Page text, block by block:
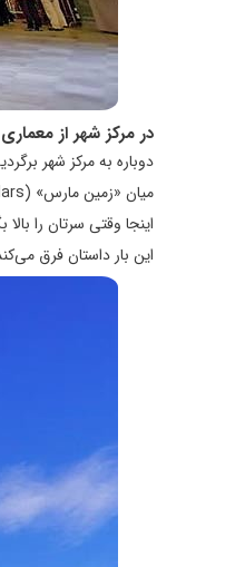
در مرکز شهر از
اینجا وقتی سرتان را
این بار داستان فرق